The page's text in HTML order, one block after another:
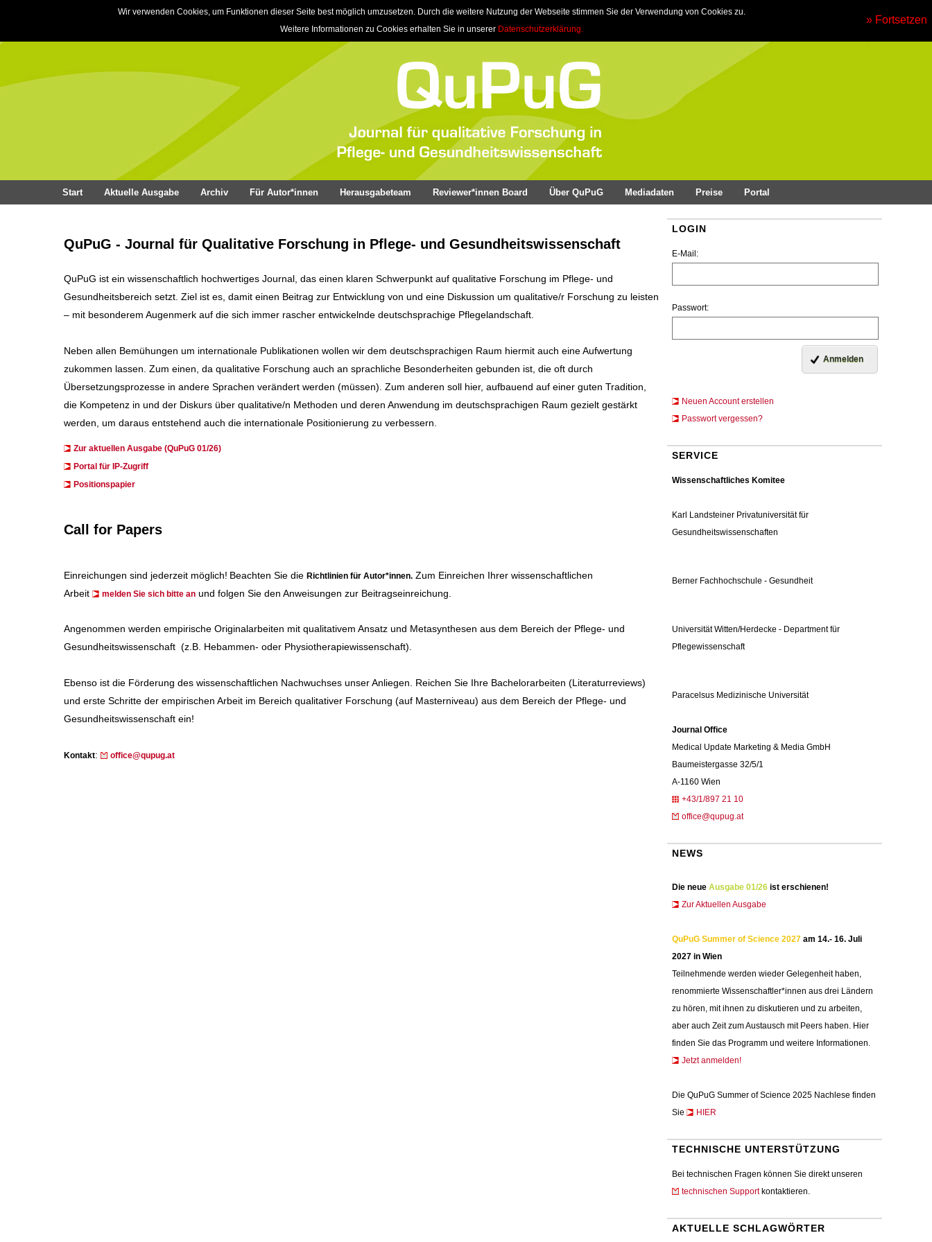
Wir verwenden Cookies, um Funktionen dieser Seite best möglich umzusetzen. Durch die weitere Nutzung der Webseite stimmen Sie der Verwendung von Cookies zu.
Weitere Informationen zu Cookies erhalten Sie in unserer Datenschutzerklärung.
» Fortsetzen
Start Aktuelle Ausgabe Archiv Für Autor*innen Herausgabeteam Reviewer*innen Board Über QuPuG Mediadaten Preise Portal
LOGIN
E-Mail:
Passwort:
Neuen Account erstellen
Passwort vergessen?
SERVICE
Wissenschaftliches Komitee
Karl Landsteiner Privatuniversität für
Gesundheitswissenschaften
Berner Fachhochschule - Gesundheit
Universität Witten/Herdecke - Department für
Pflegewissenschaft
Paracelsus Medizinische Universität
Journal Office
Medical Update Marketing & Media GmbH
Baumeistergasse 32/5/1
A-1160 Wien
+43/1/897 21 10
office@qupug.at
NEWS
Die neue Ausgabe 01/26 ist erschienen!
Zur Aktuellen Ausgabe
QuPuG Summer of Science 2027 am 14.- 16. Juli
2027 in Wien
Teilnehmende werden wieder Gelegenheit haben,
renommierte Wissenschaftler*innen aus drei Ländern
zu hören, mit ihnen zu diskutieren und zu arbeiten,
aber auch Zeit zum Austausch mit Peers haben. Hier
finden Sie das Programm und weitere Informationen.
Jetzt anmelden!
Die QuPuG Summer of Science 2025 Nachlese finden
Sie
HIER
TECHNISCHE UNTERSTÜTZUNG
Bei technischen Fragen können Sie direkt unseren
technischen Supportkontaktieren.
AKTUELLE SCHLAGWÖRTER
QuPuG - Journal für Qualitative Forschung in Pflege- und Gesundheitswissenschaft
QuPuG ist ein wissenschaftlich hochwertiges Journal, das einen klaren Schwerpunkt auf qualitative Forschung im Pflege- und
Gesundheitsbereich setzt. Ziel ist es, damit einen Beitrag zur Entwicklung von und eine Diskussion um qualitative/r Forschung zu leisten
– mit besonderem Augenmerk auf die sich immer rascher entwickelnde deutschsprachige Pflegelandschaft.
Neben allen Bemühungen um internationale Publikationen wollen wir dem deutschsprachigen Raum hiermit auch eine Aufwertung
zukommen lassen. Zum einen, da qualitative Forschung auch an sprachliche Besonderheiten gebunden ist, die oft durch
Übersetzungsprozesse in andere Sprachen verändert werden (müssen). Zum anderen soll hier, aufbauend auf einer guten Tradition,
die Kompetenz in und der Diskurs über qualitative/n Methoden und deren Anwendung im deutschsprachigen Raum gezielt gestärkt
werden, um daraus entstehend auch die internationale Positionierung zu verbessern.
Zur aktuellen Ausgabe (QuPuG 01/26)
​​​Portal für IP-Zugriff
Positionspapier
Call for Papers
Einreichungen sind jederzeit möglich! Beachten Sie die Richtlinien für Autor*innen. Zum Einreichen Ihrer wissenschaftlichen
Arbeit
melden Sie sich bitte an und folgen Sie den Anweisungen zur Beitragseinreichung.
Angenommen werden empirische Originalarbeiten mit qualitativem Ansatz und Metasynthesen aus dem Bereich der Pflege- und
Gesundheitswissenschaft (z.B. Hebammen- oder Physiotherapiewissenschaft).
Ebenso ist die Förderung des wissenschaftlichen Nachwuchses unser Anliegen. Reichen Sie Ihre Bachelorarbeiten (Literaturreviews)
und erste Schritte der empirischen Arbeit im Bereich qualitativer Forschung (auf Masterniveau) aus dem Bereich der Pflege- und
Gesundheitswissenschaft ein!
Kontakt: office@qupug.at